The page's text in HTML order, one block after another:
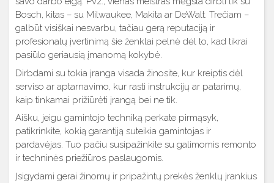
Bosch, kitas – su Milwaukee, Makita ar DeWalt. Trečiam –
galbūt visiškai nesvarbu, tačiau gerą reputaciją ir
profesionalų įvertinimą šie ženklai pelnė dėl to, kad tikrai
pasiūlo geriausią įmanomą kokybė.
Dirbdami su tokia įranga visada žinosite, kur kreiptis dėl
serviso ar aptarnavimo, kur rasti instrukcijų ar patarimų,
kaip tinkamai prižiūrėti įrangą bei ne tik.
Aišku, jeigu gamintojo techniką perkate pirmąsyk,
patikrinkite, kokią garantiją suteikia gamintojas ir
pardavėjas. Tuo pačiu susipažinkite su galimomis remonto
ir techninės priežiūros paslaugomis.
Įsigydami gerai žinomų ir pripažintų prekės ženklų įrankius